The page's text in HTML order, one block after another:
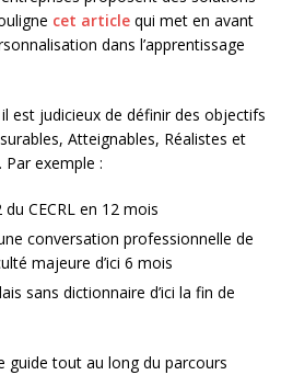
cet article qui met en avant
dans l’apprentissage
est judicieux de définir des objectifs
Atteignables, Réalistes et
exemple :
CECRL en 12 mois
conversation professionnelle de
majeure d’ici 6 mois
sans dictionnaire d’ici la fin de
guide tout au long du parcours